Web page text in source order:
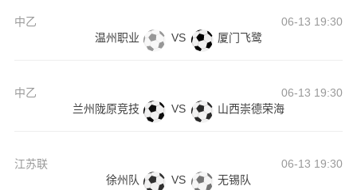
中乙
06-13 19:30
温州职业
VS 厦门飞鹭
中乙
06-13 19:30
兰州陇原竞技
VS 山西崇德荣海
江苏联
06-13 19:30
徐州队
VS 无锡队